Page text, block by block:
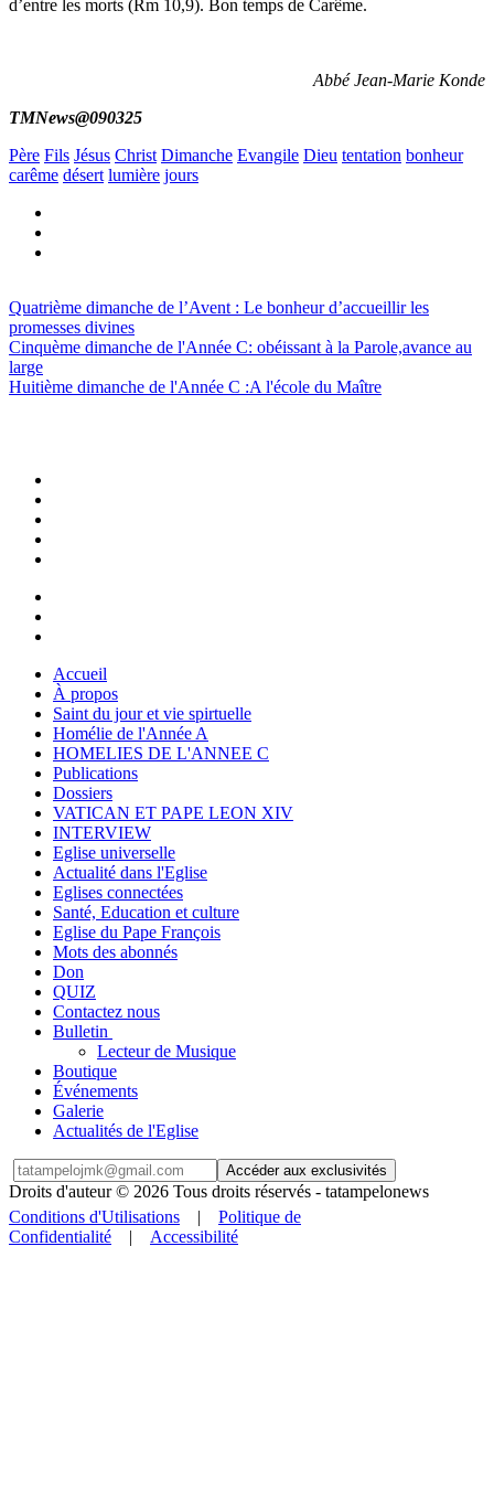
d’entre les morts (Rm 10,9). Bon temps de Carême.
Abbé Jean-Marie Konde
TMNews@090325
Père Fils Jésus Christ Dimanche Evangile Dieu tentation bonheur
carême désert lumière jours
Quatrième dimanche de l’Avent : Le bonheur d’accueillir les
promesses divines
Cinquème dimanche de l'Année C: obéissant à la Parole,avance au
large
Huitième dimanche de l'Année C :A l'école du Maître
Accueil
À propos
Saint du jour et vie spirtuelle
Homélie de l'Année A
HOMELIES DE L'ANNEE C
Publications
Dossiers
VATICAN ET PAPE LEON XIV
INTERVIEW
Eglise universelle
Actualité dans l'Eglise
Eglises connectées
Santé, Education et culture
Eglise du Pape François
Mots des abonnés
Don
QUIZ
Contactez nous
Bulletin
Lecteur de Musique
Boutique
Événements
Galerie
Actualités de l'Eglise
Accéder aux exclusivités
Droits d'auteur © 2026 Tous droits réservés - tatampelonews
Conditions d'Utilisations | Politique de
Confidentialité | Accessibilité